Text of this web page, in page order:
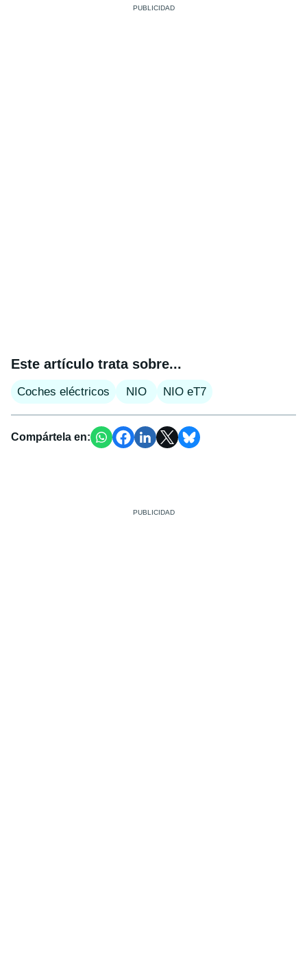
Este artículo trata sobre...
Coches eléctricos NIO NIO eT7
Compártela en: